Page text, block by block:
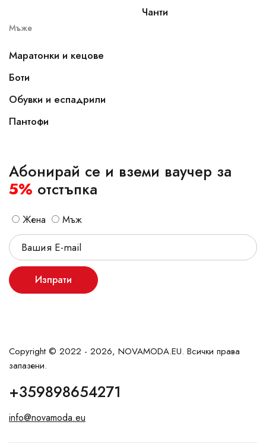
Чанти
Мъже
Маратонки и кецове
Боти
Обувки и еспадрили
Пантофи
Абонирай се и вземи ваучер за
5% отстъпка
Жена Мъж
Изпрати
Copyright © 2022 - 2026, NOVAMODA.EU. Всички права
запазени.
+359898654271
info@novamoda.eu